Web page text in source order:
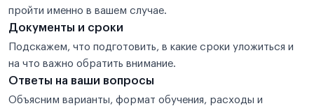
пройти именно в вашем случае.
Документы и сроки
Подскажем, что подготовить, в какие сроки уложиться и
на что важно обратить внимание.
Ответы на ваши вопросы
Объясним варианты, формат обучения, расходы и